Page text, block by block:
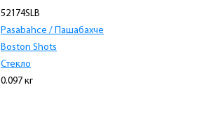
52174SLB
Pasabahce / Пашабахче
Boston Shots
Стекло
0.097 кг